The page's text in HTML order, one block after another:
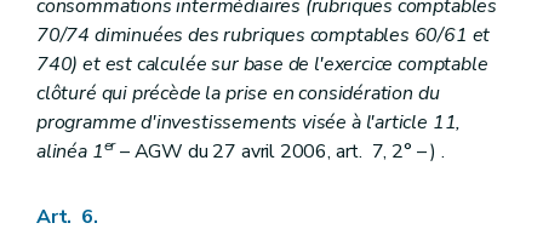
consommations intermédiaires (rubriques comptables
70/74 diminuées des rubriques comptables 60/61 et
740) et est calculée sur base de l'exercice comptable
clôturé qui précède la prise en considération du
programme d'investissements visée à l'article 11,
alinéa 1er– AGW du 27 avril 2006, art. 7, 2° – ) .
Art. 6.